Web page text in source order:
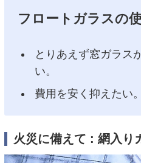
フロートガラスの
とりあえず窓ガラス
い。
費用を安く抑えたい。
火災に備えて : 網入り